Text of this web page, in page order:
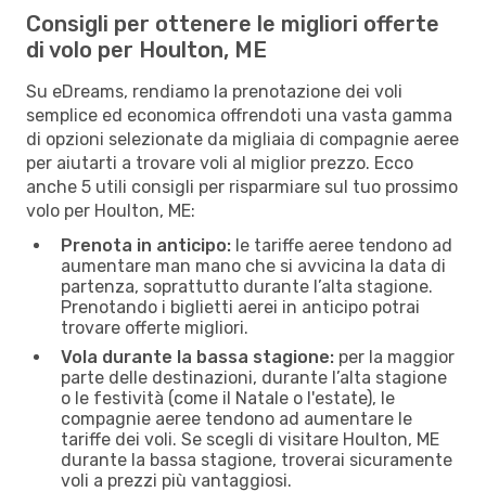
Consigli per ottenere le migliori offerte
di volo per Houlton, ME
Su eDreams, rendiamo la prenotazione dei voli
semplice ed economica offrendoti una vasta gamma
di opzioni selezionate da migliaia di compagnie aeree
per aiutarti a trovare voli al miglior prezzo. Ecco
anche 5 utili consigli per risparmiare sul tuo prossimo
volo per Houlton, ME:
Prenota in anticipo: le tariffe aeree tendono ad
aumentare man mano che si avvicina la data di
partenza, soprattutto durante l’alta stagione.
Prenotando i biglietti aerei in anticipo potrai
trovare offerte migliori.
Vola durante la bassa stagione: per la maggior
parte delle destinazioni, durante l’alta stagione
o le festività (come il Natale o l'estate), le
compagnie aeree tendono ad aumentare le
tariffe dei voli. Se scegli di visitare Houlton, ME
durante la bassa stagione, troverai sicuramente
voli a prezzi più vantaggiosi.